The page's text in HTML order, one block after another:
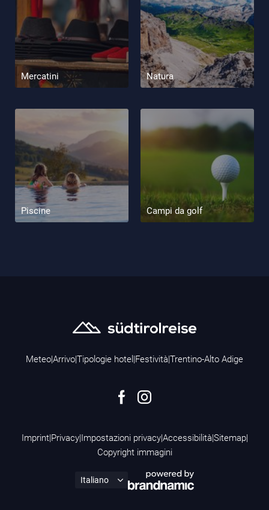
Mercatini Natura
Piscine Campi da golf
Meteo|Arrivo|Tipologie hotel |Festività|Trentino-Alto Adige
Imprint|Privacy|Impostazioni privacy|Accessibilità|Sitemap|
Copyright immagini